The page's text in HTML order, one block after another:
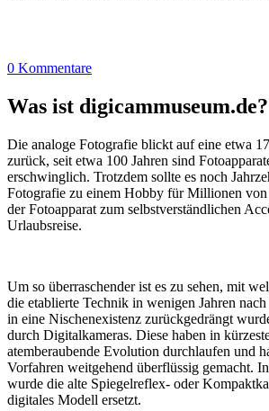
0 Kommentare
Was ist digicammuseum.de?
Die analoge Fotografie blickt auf eine etwa
zurück, seit etwa 100 Jahren sind
erschwinglich. Trotzdem sollte es noch
Fotografie zu einem Hobby für Millionen
der Fotoapparat zum selbstverständlichen
Urlaubsreise.
Um so überraschender ist es zu sehen, mit
die etablierte Technik in wenigen Jahren
in eine Nischenexistenz zurückgedrängt
durch Digitalkameras. Diese haben in
atemberaubende Evolution durchlaufen und
Vorfahren weitgehend überflüssig gemacht.
wurde die alte Spiegelreflex- oder
digitales Modell ersetzt.